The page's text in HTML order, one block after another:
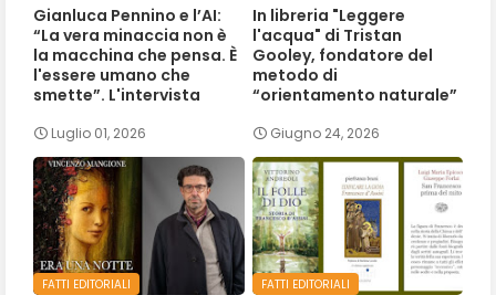
Gianluca Pennino e l’AI:
“La vera minaccia non è
la macchina che pensa. È
l'essere umano che
smette”. L'intervista
Luglio 01, 2026
In libreria "Leggere
l'acqua" di Tristan
Gooley, fondatore del
metodo di
“orientamento naturale”
Giugno 24, 2026
FATTI EDITORIALI FATTI EDITORIALI